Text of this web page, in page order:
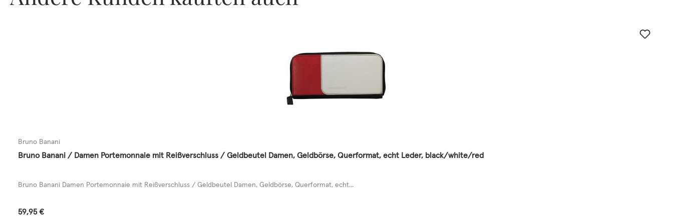
Bruno Banani
Bruno Banani / Damen Portemonnaie mit Reißverschluss / Geldbeutel Damen, Geldbörse, Querformat, echt Leder, black/white/red
Bruno Banani Damen Portemonnaie mit Reißverschluss / Geldbeutel Damen, Geldbörse, Querformat, echt...
Regulärer Preis:
59,95 €